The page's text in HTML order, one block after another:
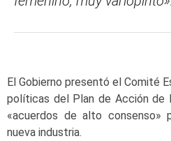
El Gobierno presentó el Comité
políticas del Plan de Acción de
«acuerdos de alto consenso»
nueva industria.